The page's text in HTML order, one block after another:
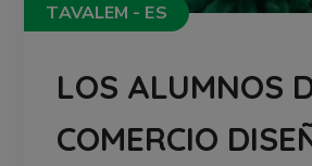
TAVALEM - ES
LOS ALUMNOS
COMERCIO